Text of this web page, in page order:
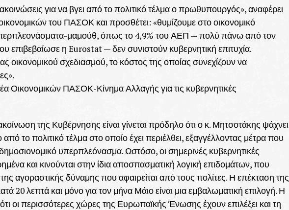
για να βγει από το πολιτικό τέλμα ο πρωθυπουργός», αναφέρει
του ΠΑΣΟΚ και προσθέτει: «θυμίζουμε στο οικονομικό
μαμούθ, όπως το 4,9% του ΑΕΠ — πολύ πάνω από τον
επιβεβαίωσε η Eurostat — δεν συνιστούν κυβερνητική επιτυχία.
οικονομικού σχεδιασμού, το κόστος της οποίας συνεχίζουν να
Οικονομικών ΠΑΣΟΚ-Κίνημα Αλλαγής για τις κυβερνητικές
της Κυβέρνησης είναι γίνεται πρόδηλο ότι ο κ. Μητσοτάκης ψάχνει
το πολιτικό τέλμα στο οποίο έχει περιέλθει, εξαγγέλλοντας μέτρα που
υπερπλεόνασμα. Ωστόσο, οι σημερινές κυβερνητικές
και κινούνται στην ίδια αποσπασματική λογική επιδομάτων, που
αγοραστικής δύναμης που αφαιρείται από τους πολίτες. Η επέκταση της
20 λεπτά και μόνο για τον μήνα Μάιο είναι μια εμβαλωματική επιλογή. Η
οι περισσότερες χώρες της Ευρωπαϊκής Ένωσης έχουν επιλέξει και τη